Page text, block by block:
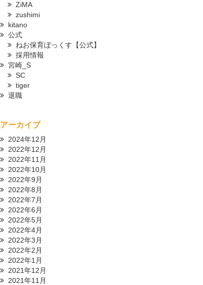
ZiMA
zushimi
kitano
公式
ねお保育ぼっくす【公式】
採用情報
宮崎_S
SC
tiger
退職
アーカイブ
2024年12月
2022年12月
2022年11月
2022年10月
2022年9月
2022年8月
2022年7月
2022年6月
2022年5月
2022年4月
2022年3月
2022年2月
2022年1月
2021年12月
2021年11月